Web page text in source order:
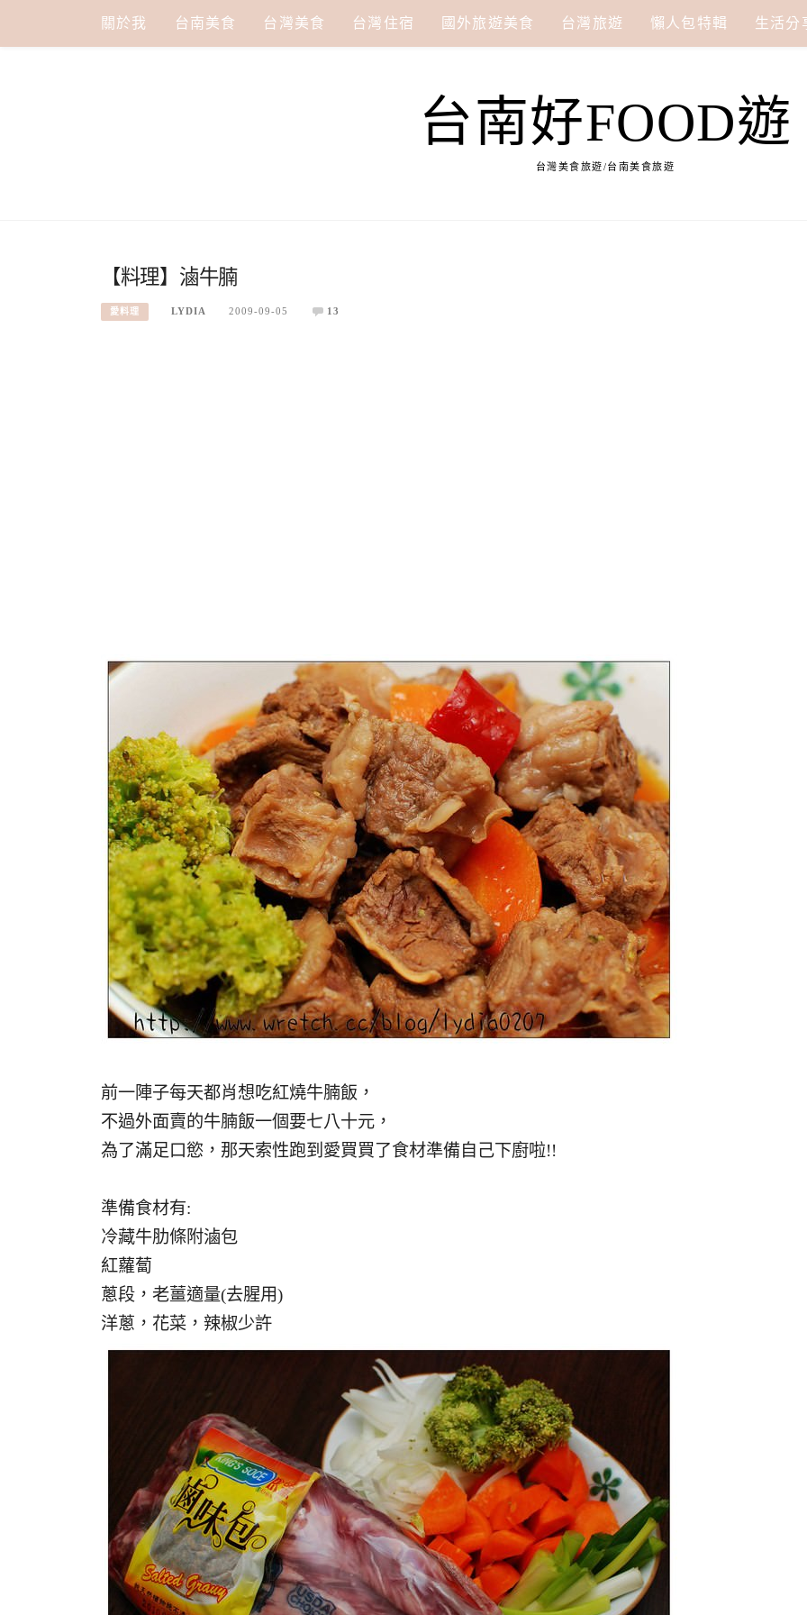
關於我 台南美食 台灣美食 台灣住宿 國外旅遊美食 台灣旅遊 懶人包特輯 生活分
台南好FOOD遊
台灣美食旅遊/台南美食旅遊
【料理】滷牛腩
愛料理 LYDIA 2009-09-05 13
前一陣子每天都肖想吃紅燒牛腩飯，
不過外面賣的牛腩飯一個要七八十元，
為了滿足口慾，那天索性跑到愛買買了食材準備自己下廚啦!!
準備食材有:
冷藏牛肋條附滷包
紅蘿蔔
蔥段，老薑適量(去腥用)
洋蔥，花菜，辣椒少許